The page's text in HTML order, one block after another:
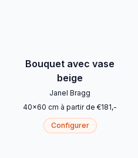
Bouquet avec vase
beige
Janel Bragg
40x60 cm à partir de €181,-
Configurer